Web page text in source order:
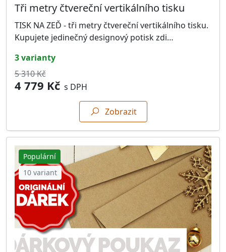
Tři metry čtvereční vertikálního tisku
TISK NA ZEĎ - tři metry čtvereční vertikálního tisku.
Kupujete jedinečný designový potisk zdi…
3 varianty
5 310 Kč
4 779 Kč s DPH
Zobrazit
Populární
10 variant